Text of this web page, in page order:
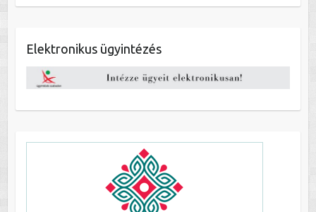
Elektronikus ügyintézés